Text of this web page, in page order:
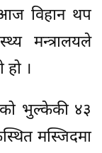
विहान थप
मन्त्रालयले
।
भुल्केकी ४३
मस्जिदमा